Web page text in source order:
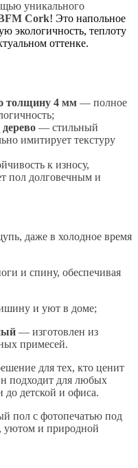
уникального
Cork! Это напольное
экологичность, теплоту
оттенке.
толщину 4 мм — полное
— стильный
имитирует текстуру
к износу,
пол долговечным и
даже в холодное время
и спину, обеспечивая
и уют в доме;
— изготовлен из
примесей.
для тех, кто ценит
подходит для любых
детской и офиса.
пол с фотопечатью под
уютом и природной